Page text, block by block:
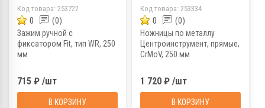
Код товара: 253722
0 (0)
Зажим ручной с
фиксатором Fit, тип WR, 250
мм
715 ₽ /шт
В КОРЗИНУ
Код товара: 253334
0 (0)
Ножницы по металлу
Центроинструмент, прямые,
CrMoV, 250 мм
1 720 ₽ /шт
В КОРЗИНУ